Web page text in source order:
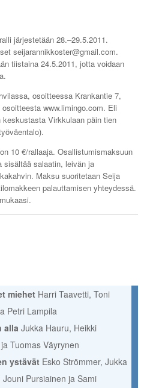
järjestetään 28.–29.5.2011.
seijarannikkoster@gmail.com.
tiistaina 24.5.2011, jotta voidaan
osoitteessa Krankantie 7,
www.limingo.com. Eli
Virkkulaan päin tien
10 €/rallaaja. Osallistumismaksuun
salaatin, leivän ja
Maksu suoritetaan Seija
palauttamisen yhteydessä.
miehet Harri Taavetti, Toni
Petri Lampila
alla Jukka Hauru, Heikki
Tuomas Väyrynen
ystävät Esko Strömmer, Jukka
Jouni Pursiainen ja Sami